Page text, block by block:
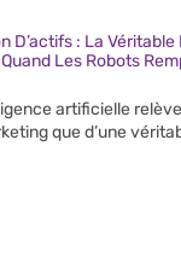
D’actifs : La
Les Robots
artificielle
que d’une